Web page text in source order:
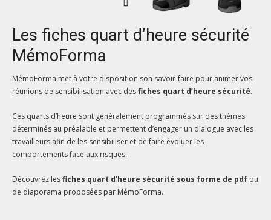
Les fiches quart d’heure sécurité
MémoForma
MémoForma met à votre disposition son savoir-faire pour animer vos
réunions de sensibilisation avec desfiches quart d’heure sécurité.
Ces quarts d’heure sont généralement programmés sur des thèmes
déterminés au préalable et permettent d’engager un dialogue avec les
travailleurs afin de les sensibiliser et de faire évoluer les
comportements face aux risques.
Découvrez lesfiches quart d’heure sécurité sous forme de pdf ou
de diaporama proposées par MémoForma.